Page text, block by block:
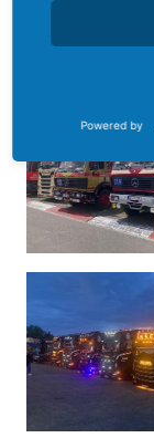
Powered by